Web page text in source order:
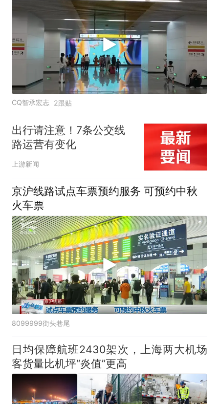
CQ智承宏志 2跟贴
出行请注意！7条公交线
路运营有变化
上游新闻
京沪线路试点车票预约服务 可预约中秋
火车票
8099999街头巷尾
日均保障航班2430架次，上海两大机场
客货量比机坪“炎值”更高